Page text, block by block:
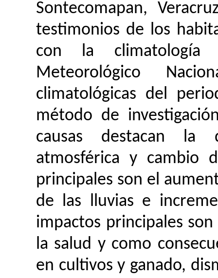
Sontecomapan,
testimonios de los
con la climatología
Meteorológico
climatológicas del
método de
causas destacan la
atmosférica y cambio
principales son el
de las lluvias e
impactos principales
la salud y como
en cultivos y ganado,